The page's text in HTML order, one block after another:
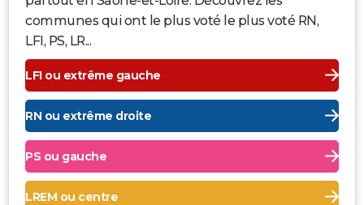
communes qui ont le plus voté le plus voté RN,
LFI, PS, LR...
LFI ou extrême gauche
RN ou extrême droite
PS ou gauche
LREM ou centre